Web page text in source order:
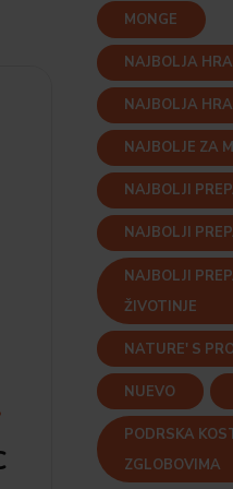
MONGE
NAJBOLJA
NAJBOLJA
NAJBOLJE ZA
NAJBOLJI
NAJBOLJI
NAJBOLJI
ŽIVOTINJE
NATURE' S
NUEVO
PODRSKA
ZGLOBOVIMA